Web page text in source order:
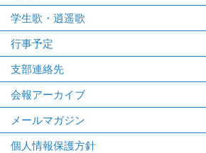
学生歌・逍遥歌
行事予定
支部連絡先
会報アーカイブ
メールマガジン
個人情報保護方針